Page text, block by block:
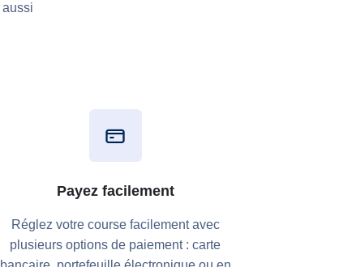
Payez facilement
Réglez votre course facilement avec
plusieurs options de paiement : carte